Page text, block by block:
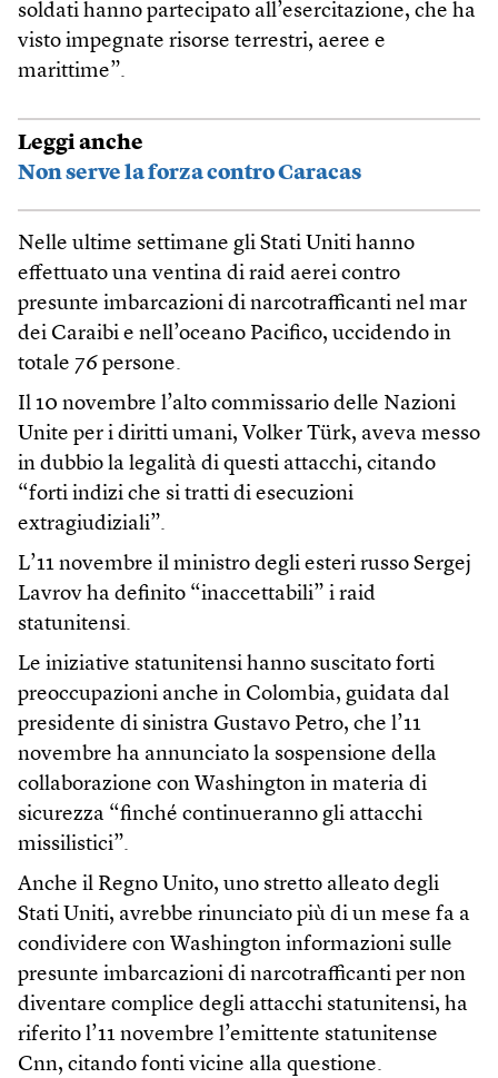
soldati hanno partecipato all’esercitazione, che ha
visto impegnate risorse terrestri, aeree e
marittime”.
Leggi anche
Non serve la forza contro Caracas
Nelle ultime settimane gli Stati Uniti hanno
effettuato una ventina di raid aerei contro
presunte imbarcazioni di narcotrafficanti nel mar
dei Caraibi e nell’oceano Pacifico, uccidendo in
totale 76 persone.
Il 10 novembre l’alto commissario delle Nazioni
Unite per i diritti umani, Volker Türk, aveva messo
in dubbio la legalità di questi attacchi, citando
“forti indizi che si tratti di esecuzioni
extragiudiziali”.
L’11 novembre il ministro degli esteri russo Sergej
Lavrov ha definito “inaccettabili” i raid
statunitensi.
Le iniziative statunitensi hanno suscitato forti
preoccupazioni anche in Colombia, guidata dal
presidente di sinistra Gustavo Petro, che l’11
novembre ha annunciato la sospensione della
collaborazione con Washington in materia di
sicurezza “finché continueranno gli attacchi
missilistici”.
Anche il Regno Unito, uno stretto alleato degli
Stati Uniti, avrebbe rinunciato più di un mese fa a
condividere con Washington informazioni sulle
presunte imbarcazioni di narcotrafficanti per non
diventare complice degli attacchi statunitensi, ha
riferito l’11 novembre l’emittente statunitense
Cnn, citando fonti vicine alla questione.